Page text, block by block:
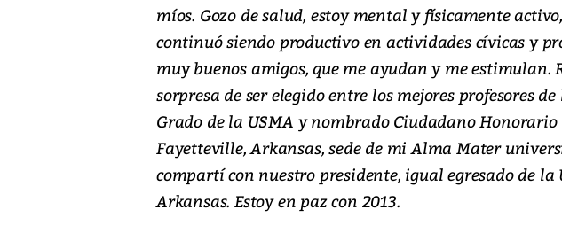
míos. Gozo de salud, estoy mental y físicamente
continuó siendo productivo en actividades cívicas y
muy buenos amigos, que me ayudan y me estimulan.
sorpresa de ser elegido entre los mejores profesores de
Grado de la USMA y nombrado Ciudadano Honorario
Fayetteville, Arkansas, sede de mi Alma Mater
compartí con nuestro presidente, igual egresado de la
Arkansas. Estoy en paz con 2013.